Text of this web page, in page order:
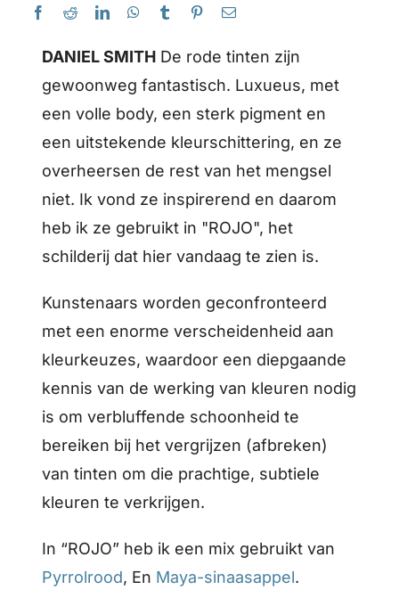
DANIEL SMITH De rode tinten zijn
gewoonweg fantastisch. Luxueus, met
een volle body, een sterk pigment en
een uitstekende kleurschittering, en ze
overheersen de rest van het mengsel
niet. Ik vond ze inspirerend en daarom
heb ik ze gebruikt in "ROJO", het
schilderij dat hier vandaag te zien is.
Kunstenaars worden geconfronteerd
met een enorme verscheidenheid aan
kleurkeuzes, waardoor een diepgaande
kennis van de werking van kleuren nodig
is om verbluffende schoonheid te
bereiken bij het vergrijzen (afbreken)
van tinten om die prachtige, subtiele
kleuren te verkrijgen.
In “ROJO” heb ik een mix gebruikt van
Pyrrolrood, En Maya-sinaasappel.